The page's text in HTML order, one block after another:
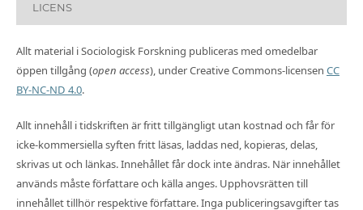
LICENS
Allt material i Sociologisk Forskning publiceras med omedelbar
öppen tillgång (open access), under Creative Commons-licensen CC
BY-NC-ND 4.0.
Allt innehåll i tidskriften är fritt tillgängligt utan kostnad och får för
icke-kommersiella syften fritt läsas, laddas ned, kopieras, delas,
skrivas ut och länkas. Innehållet får dock inte ändras. När innehållet
används måste författare och källa anges. Upphovsrätten till
innehållet tillhör respektive författare. Inga publiceringsavgifter tas